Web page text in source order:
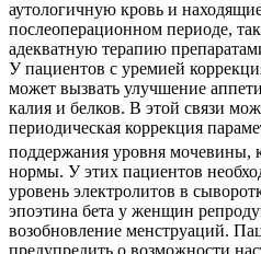
аутологичную кровь и
послеоперационном периоде,
адекватную терапию
У пациентов с уремией
может вызвать улучшение
калия и белков. В этой связи
периодическая коррекция
поддержания уровня мочевины,
нормы. У этих пациентов
уровень электролитов в
эпоэтина бета у женщин
возобновление менструаций.
предупредить о возможности